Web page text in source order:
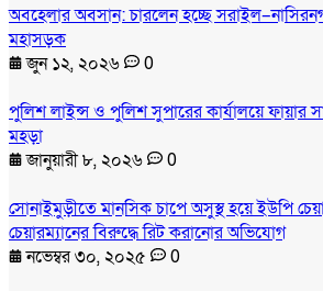
অবহেলার অবসান: চারলেন হচ্ছে
মহাসড়ক
জুন ১২, ২০২৬
0
পুলিশ লাইন্স ও পুলিশ সুপারের কার্যালয়ে ফায়ার
মহড়া
জানুয়ারী ৮, ২০২৬
0
সোনাইমুড়ীতে মানসিক চাপে অসুস্থ হয়ে ইউপি
চেয়ারম্যানের বিরুদ্ধে রিট করানোর অভিযোগ
নভেম্বর ৩০, ২০২৫
0